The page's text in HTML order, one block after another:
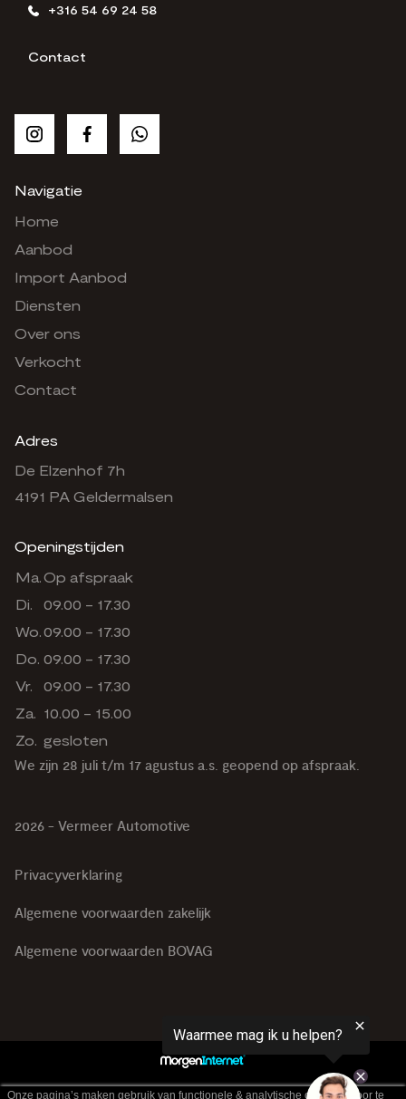
+316 54 69 24 58
Contact
Navigatie
Home
Aanbod
Import Aanbod
Diensten
Over ons
Verkocht
Contact
Adres
De Elzenhof 7h
4191 PA Geldermalsen
Openingstijden
Ma.Op afspraak
Di.
09.00 - 17.30
Wo.09.00 - 17.30
Do. 09.00 - 17.30
Vr.
09.00 - 17.30
Za. 10.00 - 15.00
Zo. gesloten
We zijn 28 juli t/m 17 agustus a.s. geopend op afspraak.
2026 - Vermeer Automotive
Privacyverklaring
Algemene voorwaarden zakelijk
Algemene voorwaarden BOVAG
Onze pagina’s maken gebruik van functionele & analytische cookies. Door te